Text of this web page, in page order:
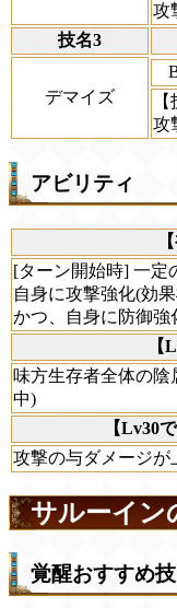
攻
技名3
デマイズ
攻
アビリティ
[ターン開始時] 一定
自身に攻撃強化(効
かつ、自身に防御強
【
味方生存者全体の
中)
【Lv30
攻撃の与ダメージが
サルーイン
覚醒おすすめ技